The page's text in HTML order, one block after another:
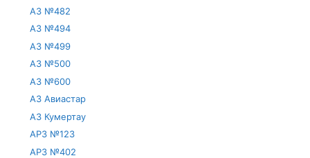
АЗ №482
АЗ №494
АЗ №499
АЗ №500
АЗ №600
АЗ Авиастар
АЗ Кумертау
АРЗ №123
АРЗ №402